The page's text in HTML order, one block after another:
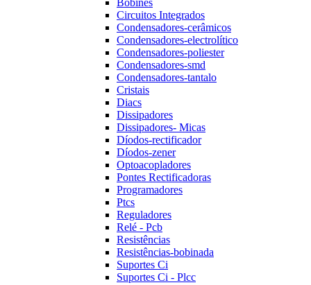
Bobines
Circuitos Integrados
Condensadores-cerâmicos
Condensadores-electrolítico
Condensadores-poliester
Condensadores-smd
Condensadores-tantalo
Cristais
Diacs
Dissipadores
Dissipadores- Micas
Díodos-rectificador
Díodos-zener
Optoacopladores
Pontes Rectificadoras
Programadores
Ptcs
Reguladores
Relé - Pcb
Resistências
Resistências-bobinada
Suportes Ci
Suportes Ci - Plcc